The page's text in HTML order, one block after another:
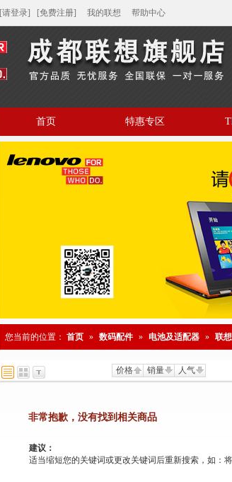
[请登录] [免费注册] 我的联想 帮助中心
首页 特惠专区
您当前的位置： 首页 » 数码配件 » 电池及适配器 » 联
价格 销量 人气
非常抱歉，没有找到相关商品
建议：
适当缩短您的关键词或更改关键词后重新搜索，如：